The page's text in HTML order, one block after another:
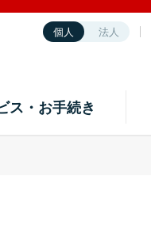
個人 法人
ス・お手続き